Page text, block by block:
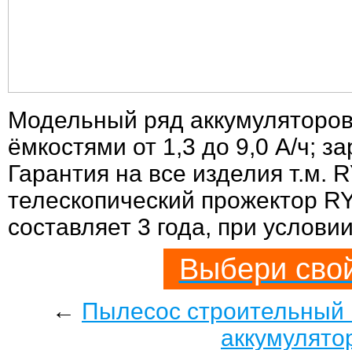
Модельный ряд
ёмкостями от 1,3 до 9,0 А/ч;
Гарантия на все изделия т.м.
телескопический прожектор
составляет 3 года, при
Выбери
← Пылесос строительный